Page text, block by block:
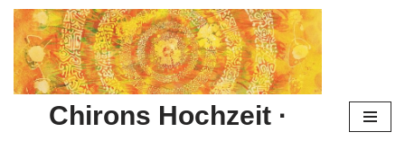
Zum
Inhalt
springen
Chirons Hochzeit ·